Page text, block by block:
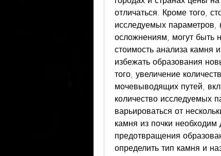
отличаться. Кроме того,
исследуемых параметров,
осложнениям, могут быть
стоимость анализа камня
избежать образования
того, увеличение
мочевыводящих путей,
количество исследуемых
варьироваться от
камня из почки необходим
предотвращения
определить тип камня и